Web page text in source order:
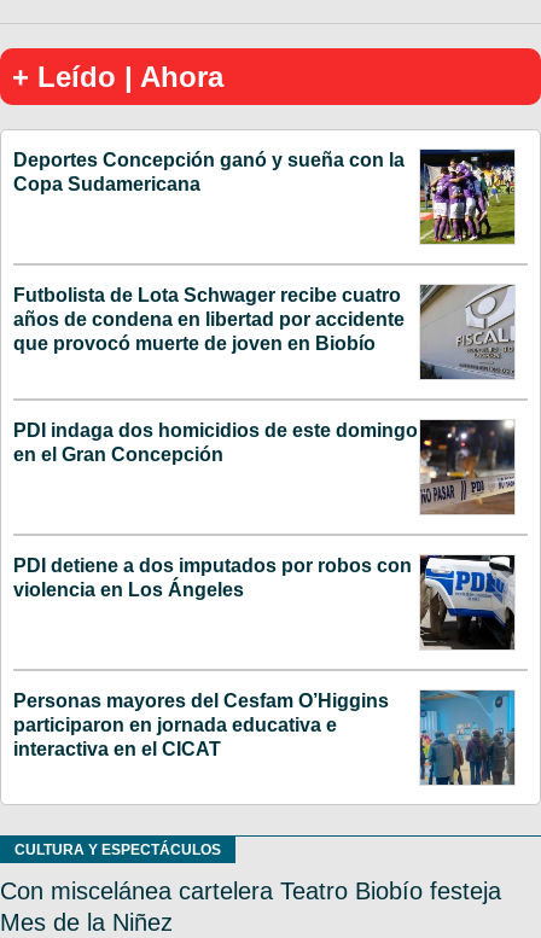
+ Leído | Ahora
Deportes Concepción ganó y sueña con la
Copa Sudamericana
Futbolista de Lota Schwager recibe cuatro
años de condena en libertad por accidente
que provocó muerte de joven en Biobío
PDI indaga dos homicidios de este domingo
en el Gran Concepción
PDI detiene a dos imputados por robos con
violencia en Los Ángeles
Personas mayores del Cesfam O’Higgins
participaron en jornada educativa e
interactiva en el CICAT
CULTURA Y ESPECTÁCULOS
Con miscelánea cartelera Teatro Biobío festeja
Mes de la Niñez